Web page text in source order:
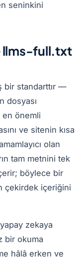
seninkini
llms-full.txt
bir standarttır —
dosyası
önemli
ve sitenin kısa
olan
tam metnini tek
böylece bir
çekirdek içeriğini
yapay zekaya
bir okuma
hâlâ erken ve